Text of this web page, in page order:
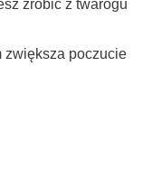
zrobić z twarogu
zwiększa poczucie